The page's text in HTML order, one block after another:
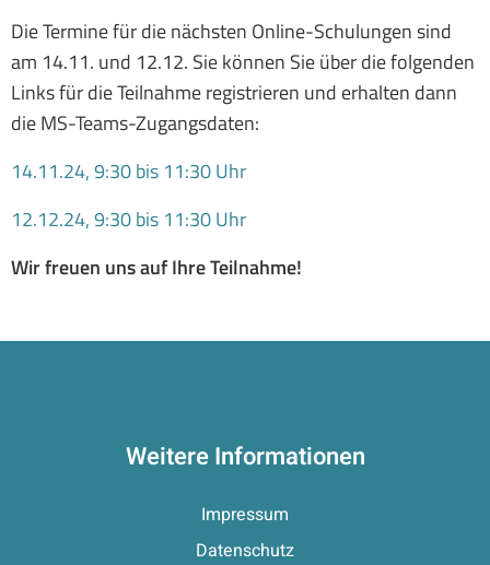
Die Termine für die nächsten Online-Schulungen sind
am 14.11. und 12.12. Sie können Sie über die folgenden
Links für die Teilnahme registrieren und erhalten dann
die MS-Teams-Zugangsdaten:
14.11.24, 9:30 bis 11:30 Uhr
12.12.24, 9:30 bis 11:30 Uhr
Wir freuen uns auf Ihre Teilnahme!
Weitere Informationen
Impressum
Datenschutz